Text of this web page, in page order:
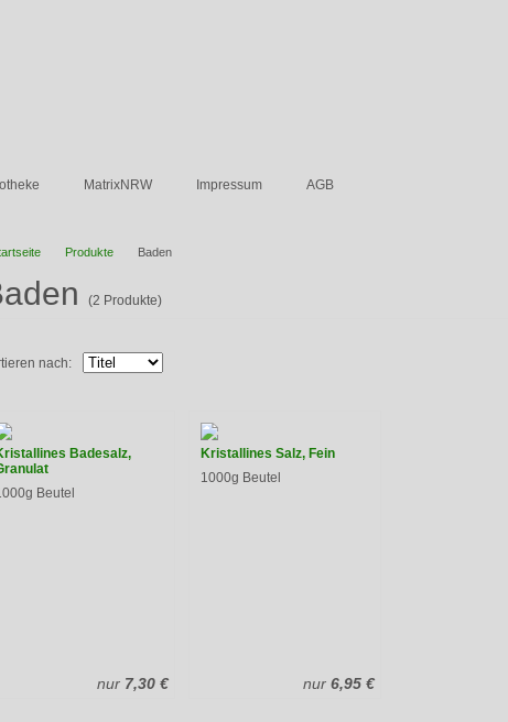
MatrixNRW Impressum AGB
Produkte Baden
(2 Produkte)
nach:
Badesalz,
nur 7,30 €
Beutel
Kristallines Salz, Fein
nur 6,95 €
1000g Beutel